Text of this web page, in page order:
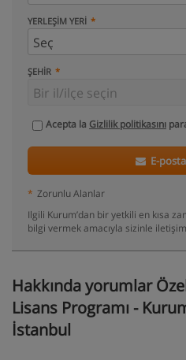
YERLEŞIM YERI
ŞEHIR
Acepta la Gizlilik politikasını
E-
* Zorunlu Alanlar
Ilgili Kurum’dan bir yetkili en kısa
bilgi vermek amacıyla sizinle
Hakkında yorumlar
Lisans Programı -
İstanbul